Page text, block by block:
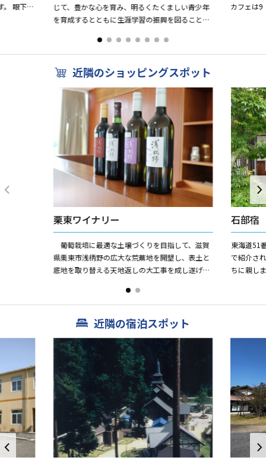
。 眼下に
じて、豊かな心を育み、明るくたくましい青少年
を育成するとともに生涯学習の振興を図ることを
事業、団体・企業の研...
カフェは9
近隣のショッピングスポット
栗東ワイナリー
葡萄栽培に最適な土壌づくりを目指して、滋賀
県栗東市浅柄野の広大な荒蕪地を開墾し、表土と
底地を取り替える天地返しの大工事を成し遂げた
ワイナリーです。 昼...
石部宿
東海道51
で紹介さ
ちに親し
近隣の宿泊スポット